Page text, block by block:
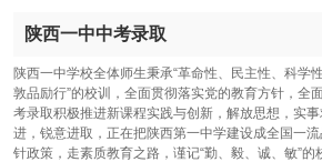
陕西一中中考录取
陕西一中学校全体师生秉承“革命性、民主性、科学
敦品励行”的校训，全面贯彻落实党的教育方针，全
考录取积极推进新课程实践与创新，解放思想，实
进，锐意进取，正在把陕西第一中学建设成全国一
针政策，走素质教育之路，谨记“勤、毅、诚、敏”的